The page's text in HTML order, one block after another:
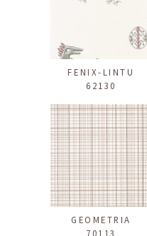
FENIX-LINTU
62130
GEOMETRIA
70113